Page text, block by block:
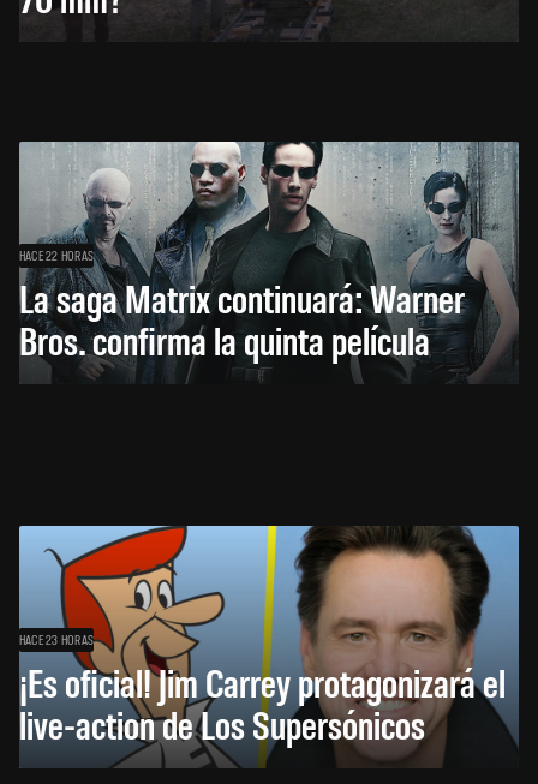
HACE 22 HORAS
La saga Matrix continuará: Warner
Bros. confirma la quinta película
HACE 23 HORAS
¡Es oficial! Jim Carrey protagonizará el
live-action de Los Supersónicos